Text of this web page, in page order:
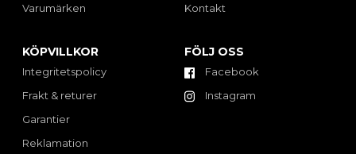
Varumärken
Kontakt
KÖPVILLKOR
Integritetspolicy
Frakt & returer
Garantier
Reklamation
FÖLJ OSS
Facebook
Instagram